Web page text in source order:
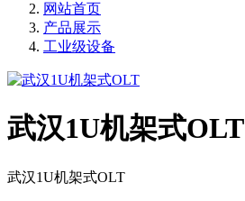
网站首页
产品展示
工业级设备
武汉1U机架式OLT
武汉1U机架式OLT